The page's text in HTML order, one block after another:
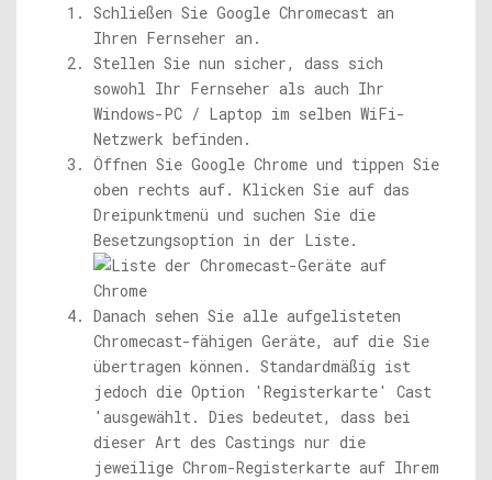
Schließen Sie Google Chromecast an
Ihren Fernseher an.
Stellen Sie nun sicher, dass sich
sowohl Ihr Fernseher als auch Ihr
Windows-PC / Laptop im selben WiFi-
Netzwerk befinden.
Öffnen Sie Google Chrome und tippen Sie
oben rechts auf. Klicken Sie auf das
Dreipunktmenü und suchen Sie die
Besetzungsoption in der Liste.
Danach sehen Sie alle aufgelisteten
Chromecast-fähigen Geräte, auf die Sie
übertragen können. Standardmäßig ist
jedoch die Option 'Registerkarte' Cast
'ausgewählt. Dies bedeutet, dass bei
dieser Art des Castings nur die
jeweilige Chrom-Registerkarte auf Ihrem